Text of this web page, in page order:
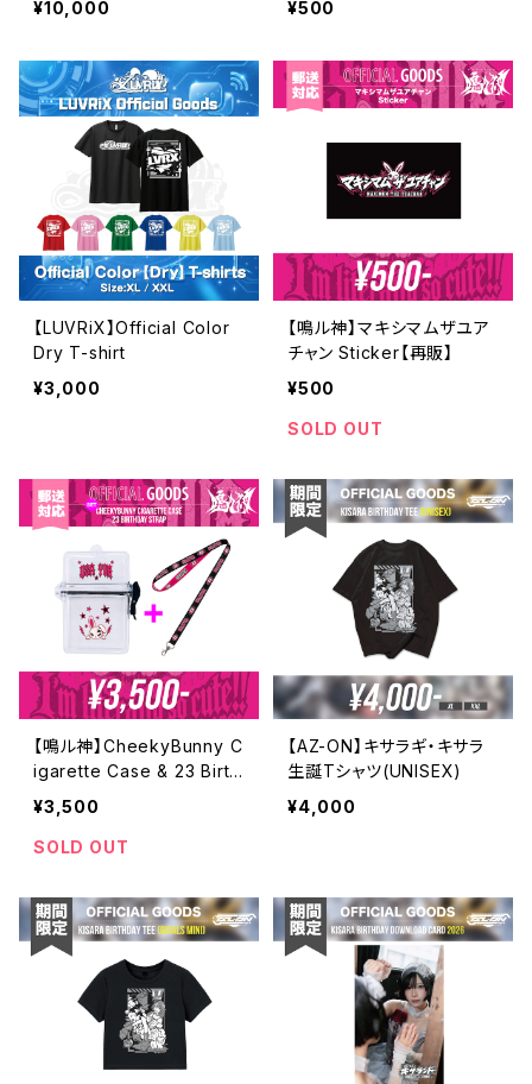
¥10,000 ¥500
【LUVRiX】Official Color
Dry T-shirt
¥3,000
【鳴ル神】マキシマムザユア
チャン Sticker【再販】
¥500
SOLD OUT
【鳴ル神】CheekyBunny C
igarette Case & 23 Birth
day Strap Set【再販】
¥3,500
SOLD OUT
【AZ-ON】キサラギ・キサラ
生誕Tシャツ(UNISEX)
¥4,000